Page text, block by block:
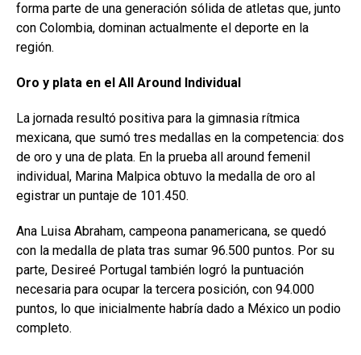
forma parte de una generación sólida de atletas que, junto
con Colombia, dominan actualmente el deporte en la
región.
Oro y plata en el All Around Individual
La jornada resultó positiva para la gimnasia rítmica
mexicana, que sumó tres medallas en la competencia: dos
de oro y una de plata. En la prueba all around femenil
individual, Marina Malpica obtuvo la medalla de oro al
egistrar un puntaje de 101.450.
Ana Luisa Abraham, campeona panamericana, se quedó
con la medalla de plata tras sumar 96.500 puntos. Por su
parte, Desireé Portugal también logró la puntuación
necesaria para ocupar la tercera posición, con 94.000
puntos, lo que inicialmente habría dado a México un podio
completo.